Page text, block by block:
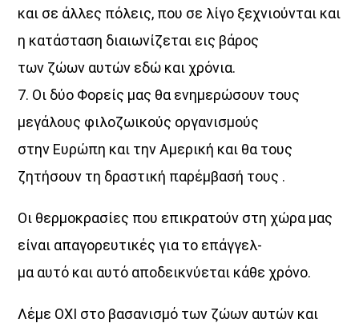
και σε άλλες πόλεις, που σε λίγο ξεχνιούνται και
η κατάσταση διαιωνίζεται εις βάρος
των ζώων αυτών εδώ και χρόνια.
7. Οι δύο Φορείς μας θα ενημερώσουν τους
μεγάλους φιλοζωικούς οργανισμούς
στην Ευρώπη και την Αμερική και θα τους
ζητήσουν τη δραστική παρέμβασή τους .
Οι θερμοκρασίες που επικρατούν στη χώρα μας
είναι απαγορευτικές για το επάγγελ-
μα αυτό και αυτό αποδεικνύεται κάθε χρόνο.
Λέμε ΟΧΙ στο βασανισμό των ζώων αυτών και